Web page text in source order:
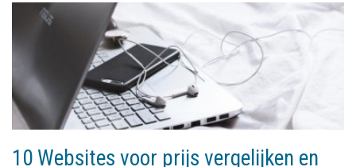
10 Websites voor prijs vergelijken en